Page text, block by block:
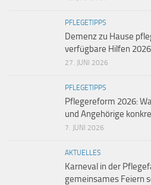
PFLEGETIPPS
Demenz zu Hause
verfügbare Hilfen 2026
27. JUNI 2026
PFLEGETIPPS
Pflegereform 2026:
und Angehörige
7. JUNI 2026
AKTUELLES
Karneval in der
gemeinsames Feiern